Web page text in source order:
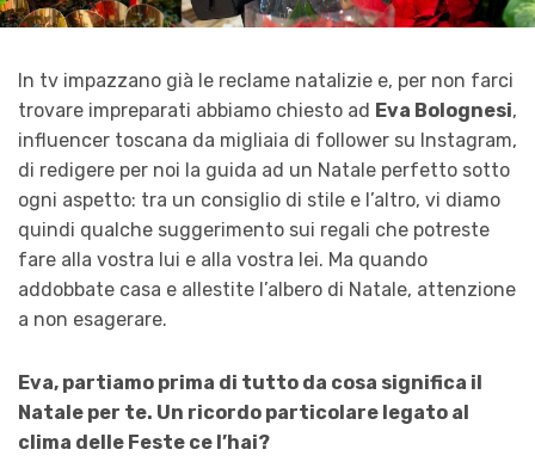
In tv impazzano già le reclame natalizie e, per non farci
trovare impreparati abbiamo chiesto ad Eva Bolognesi,
influencer toscana da migliaia di follower su Instagram,
di redigere per noi la guida ad un Natale perfetto sotto
ogni aspetto: tra un consiglio di stile e l’altro, vi diamo
quindi qualche suggerimento sui regali che potreste
fare alla vostra lui e alla vostra lei. Ma quando
addobbate casa e allestite l’albero di Natale, attenzione
a non esagerare.
Eva, partiamo prima di tutto da cosa significa il
Natale per te. Un ricordo particolare legato al
clima delle Feste ce l’hai?